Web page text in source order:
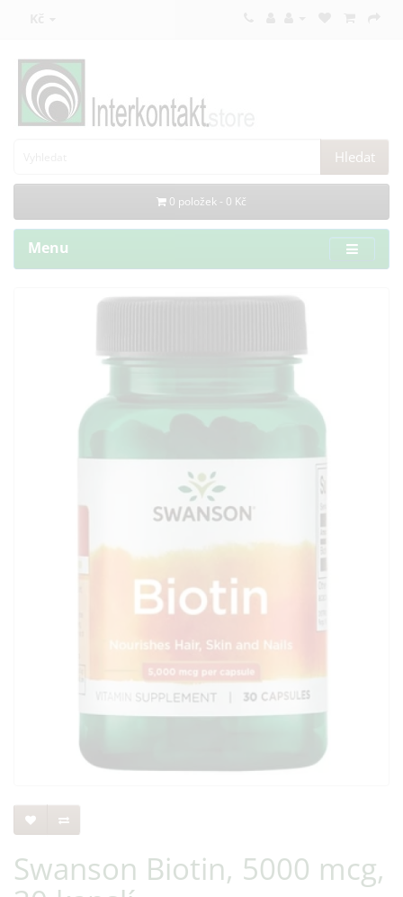
Kč
Hledat
0 položek - 0 Kč
Menu
Swanson Biotin, 5000 mcg,